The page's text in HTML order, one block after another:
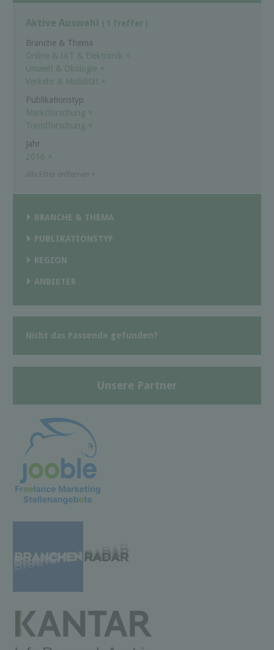
Aktive Auswahl ( 1 Treffer )
Branche & Thema
Online & IKT & Elektronik ×
Umwelt & Ökologie ×
Verkehr & Mobilität ×
Publikationstyp
Marktforschung ×
Trendforschung ×
Jahr
2016 ×
BRANCHE & THEMA
PUBLIKATIONSTYP
REGION
ANBIETER
Nicht das Passende gefunden?
Unsere Partner